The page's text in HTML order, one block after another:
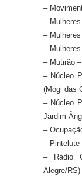
–
–
–
–
– Mutirão
– Núcleo
(Mogi das
– Núcleo
Jardim
–
– Pintelute
– Rádio
Alegre/RS)